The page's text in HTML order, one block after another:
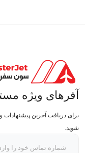
آفرهای ویژه
برای دریافت آخرین
شوید.